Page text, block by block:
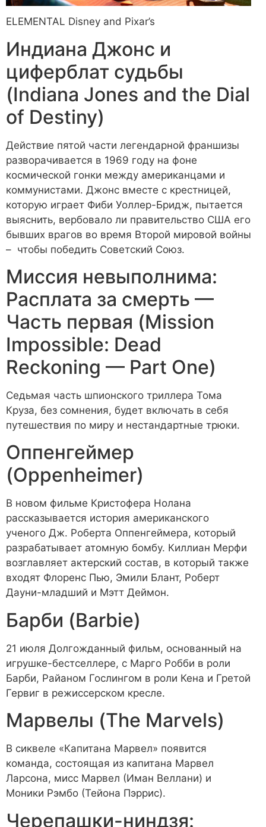
ELEMENTAL Disney and Pixar’s
Индиана Джонс и
циферблат судьбы
(Indiana Jones and the Dial
of Destiny)
Действие пятой части легендарной франшизы
разворачивается в 1969 году на фоне
космической гонки между американцами и
коммунистами. Джонс вместе с крестницей,
которую играет Фиби Уоллер-Бридж, пытается
выяснить, вербовало ли правительство США его
бывших врагов во время Второй мировой войны
– чтобы победить Советский Союз.
Миссия невыполнима:
Расплата за смерть —
Часть первая (Mission
Impossible: Dead
Reckoning — Part One)
Седьмая часть шпионского триллера Тома
Круза, без сомнения, будет включать в себя
путешествия по миру и нестандартные трюки.
Оппенгеймер
(Oppenheimer)
В новом фильме Кристофера Нолана
рассказывается история американского
ученого Дж. Роберта Оппенгеймера, который
разрабатывает атомную бомбу. Киллиан Мерфи
возглавляет актерский состав, в который также
входят Флоренс Пью, Эмили Блант, Роберт
Дауни-младший и Мэтт Деймон.
Барби (Barbie)
21 июля Долгожданный фильм, основанный на
игрушке-бестселлере, с Марго Робби в роли
Барби, Райаном Гослингом в роли Кена и Гретой
Гервиг в режиссерском кресле.
Марвелы (The Marvels)
В сиквеле «Капитана Марвел» появится
команда, состоящая из капитана Марвел
Ларсона, мисс Марвел (Иман Веллани) и
Моники Рэмбо (Тейона Пэррис).
Черепашки-ниндзя: